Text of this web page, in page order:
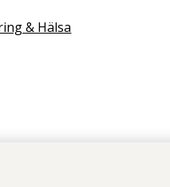
& Hälsa